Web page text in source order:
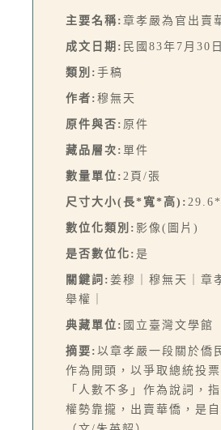
主要名稱: 章孝嚴為官出賣
成文日期: 民國83年7月30日
類別: 手稿
作者: 穆無天
原件與否: 原件
藏品層次: 單件
數量單位: 2頁/張
尺寸大小(長*寬*高):
數位化類別: 影像(圖片)
是否數位化: 是
關鍵詞: 姜穆｜穆無天｜章
舉權｜
典藏單位: 國立臺灣文學館
摘要: 以章孝嚴一段關於僑
作為開頭，以爭取總統投
「人數不多」作為說詞，
權勢靠攏，出賣華僑，是自